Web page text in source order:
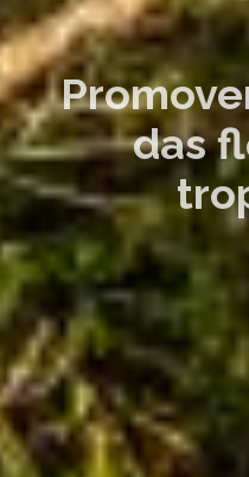
das